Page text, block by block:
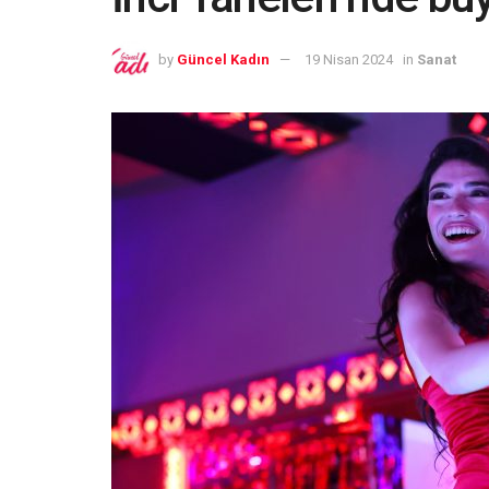
by Güncel Kadın 19 Nisan 2024 in Sanat